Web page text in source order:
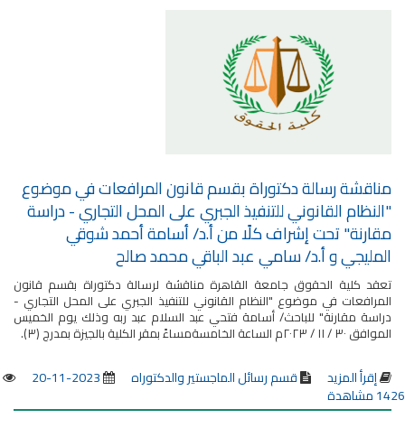
مناقشة رسالة دكتوراة بقسم قانون المرافعات في موضوع
"النظام القانوني للتنفيذ الجبري على المحل التجاري - دراسة
مقارنة" تحت إشراف كلًا من أ.د/ أسامة أحمد شوقي
المليجي و أ.د/ سامي عبد الباقي محمد صالح
تعقد كلية الحقوق جامعة القاهرة مناقشة لرسالة دكتوراة بقسم قانون
المرافعات في موضوع "النظام القانوني للتنفيذ الجبري على المحل التجاري -
دراسة مقارنة" للباحث/ أسامة فتحي عبد السلام عبد ربه وذلك يوم الخميس
الموافق ٣٠ / ١١ / ٢٠٢٣م الساعة الخامسةمساءً بمقر الكلية بالجيزة بمدرج (٣).
إقرأ المزيد قسم رسائل الماجستير والدكتوراه 2023-11-20
1426 مشاهدة